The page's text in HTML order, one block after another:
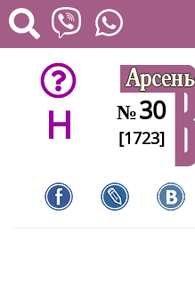
H №30
[1723]